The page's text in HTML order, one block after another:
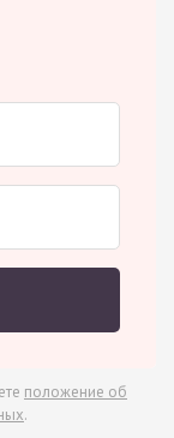
положение об
.